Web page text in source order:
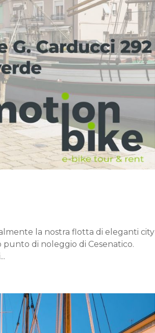
la nostra flotta di eleganti city
di noleggio di Cesenatico.